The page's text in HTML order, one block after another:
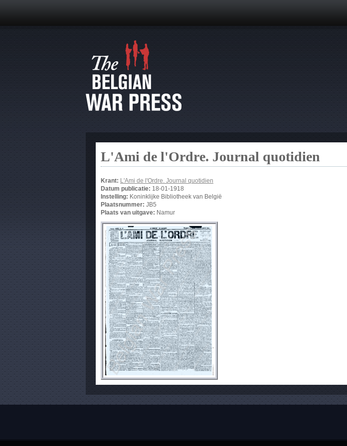
L'Ami de l'Ordre. Journal quotidien
Krant: L'Ami de l'Ordre. Journal quotidien
Datum publicatie: 18-01-1918
Instelling: Koninklijke Bibliotheek van België
Plaatsnummer: JB5
Plaats van uitgave: Namur